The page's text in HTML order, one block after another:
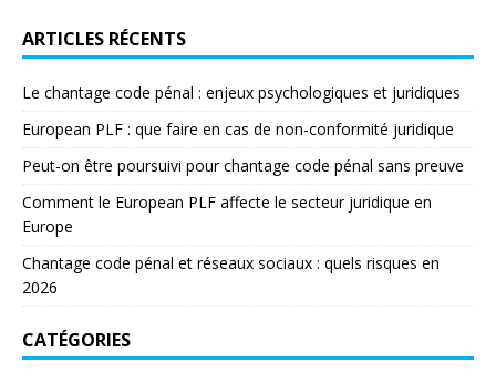
ARTICLES RÉCENTS
Le chantage code pénal : enjeux psychologiques et juridiques
European PLF : que faire en cas de non-conformité juridique
Peut-on être poursuivi pour chantage code pénal sans preuve
Comment le European PLF affecte le secteur juridique en
Europe
Chantage code pénal et réseaux sociaux : quels risques en
2026
CATÉGORIES